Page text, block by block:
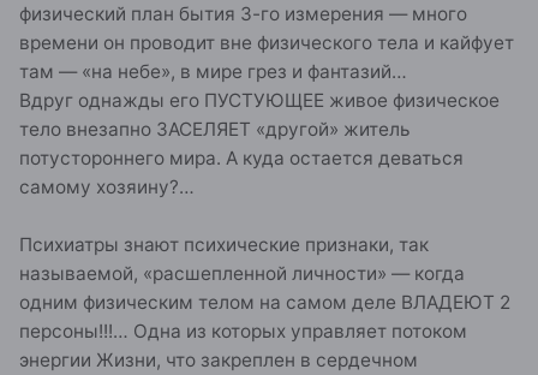
физический план бытия 3-го измерения — много
времени он проводит вне физического тела и кайфует
там — «на небе», в мире грез и фантазий…
Вдруг однажды его ПУСТУЮЩЕЕ живое физическое
тело внезапно ЗАСЕЛЯЕТ «другой» житель
потустороннего мира. А куда остается деваться
самому хозяину?…
Психиатры знают психические признаки, так
называемой, «расшепленной личности» — когда
одним физическим телом на самом деле ВЛАДЕЮТ 2
персоны!!!… Одна из которых управляет потоком
энергии Жизни, что закреплен в сердечном